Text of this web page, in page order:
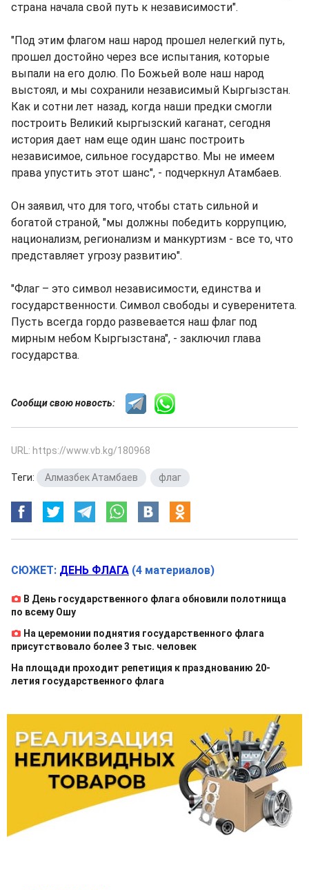
страна начала свой путь к независимости".
"Под этим флагом наш народ прошел нелегкий путь,
прошел достойно через все испытания, которые
выпали на его долю. По Божьей воле наш народ
выстоял, и мы сохранили независимый Кыргызстан.
Как и сотни лет назад, когда наши предки смогли
построить Великий кыргызский каганат, сегодня
история дает нам еще один шанс построить
независимое, сильное государство. Мы не имеем
права упустить этот шанс", - подчеркнул Атамбаев.
Он заявил, что для того, чтобы стать сильной и
богатой страной, "мы должны победить коррупцию,
национализм, регионализм и манкуртизм - все то, что
представляет угрозу развитию".
"Флаг – это символ независимости, единства и
государственности. Символ свободы и суверенитета.
Пусть всегда гордо развевается наш флаг под
мирным небом Кыргызстана", - заключил глава
государства.
Сообщи свою новость:
URL: https://www.vb.kg/180968
Теги: Алмазбек Атамбаев флаг
СЮЖЕТ: ДЕНЬ ФЛАГА (4 материалов)
В День государственного флага обновили полотнища
по всему Ошу
На церемонии поднятия государственного флага
присутствовало более 3 тыс. человек
На площади проходит репетиция к празднованию 20-
летия государственного флага